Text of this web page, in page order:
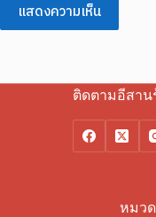
แสดงความเห็น
ติดตามอีสาน
หมว